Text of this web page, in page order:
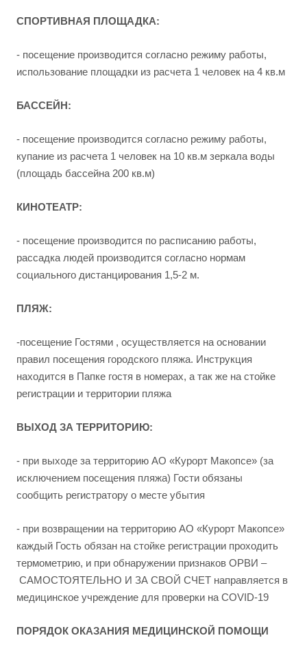
СПОРТИВНАЯ ПЛОЩАДКА:
- посещение производится согласно режиму работы,
использование площадки из расчета 1 человек на 4 кв.м
БАССЕЙН:
- посещение производится согласно режиму работы,
купание из расчета 1 человек на 10 кв.м зеркала воды
(площадь бассейна 200 кв.м)
КИНОТЕАТР:
- посещение производится по расписанию работы,
рассадка людей производится согласно нормам
социального дистанцирования 1,5-2 м.
ПЛЯЖ:
-посещение Гостями , осуществляется на основании
правил посещения городского пляжа. Инструкция
находится в Папке гостя в номерах, а так же на стойке
регистрации и территории пляжа
ВЫХОД ЗА ТЕРРИТОРИЮ:
- при выходе за территорию АО «Курорт Макопсе» (за
исключением посещения пляжа) Гости обязаны
сообщить регистратору о месте убытия
- при возвращении на территорию АО «Курорт Макопсе»
каждый Гость обязан на стойке регистрации проходить
термометрию, и при обнаружении признаков ОРВИ –
САМОСТОЯТЕЛЬНО И ЗА СВОЙ СЧЕТ направляется в
медицинское учреждение для проверки на COVID-19
ПОРЯДОК ОКАЗАНИЯ МЕДИЦИНСКОЙ ПОМОЩИ